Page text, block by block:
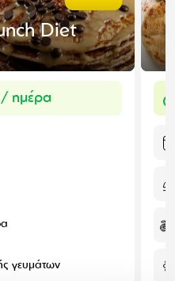
Diet
/ ημέρα
γευμάτων